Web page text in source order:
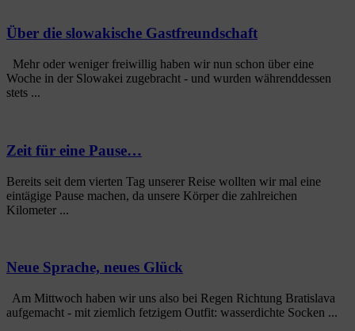
Über die slowakische Gastfreundschaft
Mehr oder weniger freiwillig haben wir nun schon über eine
Woche in der Slowakei zugebracht - und wurden währenddessen
stets ...
Zeit für eine Pause…
Bereits seit dem vierten Tag unserer Reise wollten wir mal eine
eintägige Pause machen, da unsere Körper die zahlreichen
Kilometer ...
Neue Sprache, neues Glück
Am Mittwoch haben wir uns also bei Regen Richtung Bratislava
aufgemacht - mit ziemlich fetzigem Outfit: wasserdichte Socken ...